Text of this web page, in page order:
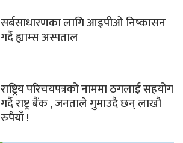
सर्बसाधारणका लागि आइपीओ निष्कासन
गर्दै ह्याम्स अस्पताल
राष्ट्रिय परिचयपत्रको नाममा ठगलाई सहयोग
गर्दै राष्ट्र बैंक , जनताले गुमाउदै छन् लाखौ
रुपैयाँ !